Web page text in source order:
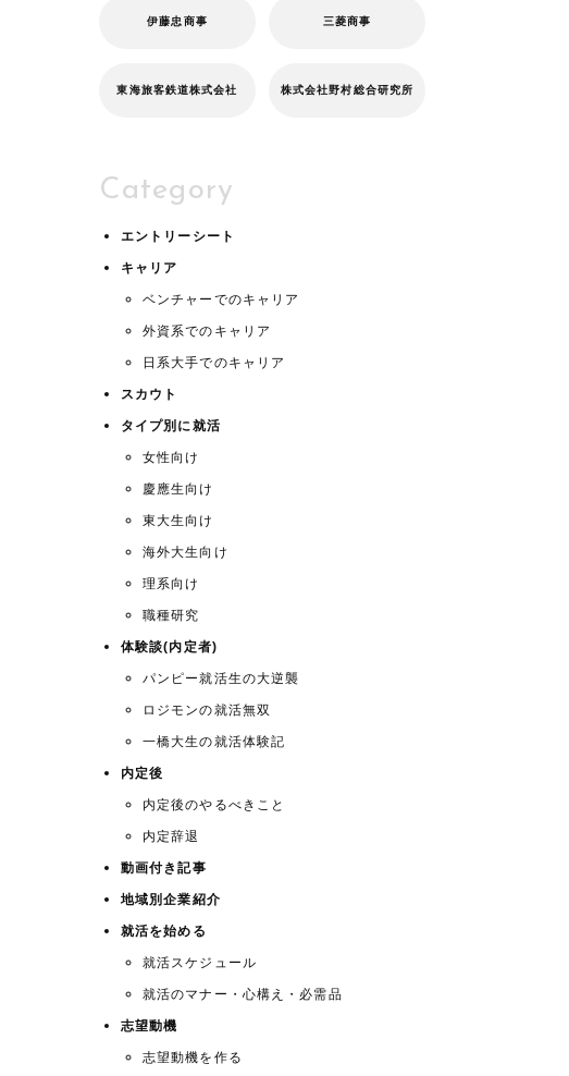
伊藤忠商事 三菱商事
東海旅客鉄道株式会社 株式会社野村総合研究所
Category
エントリーシート
キャリア
ベンチャーでのキャリア
外資系でのキャリア
日系大手でのキャリア
スカウト
タイプ別に就活
女性向け
慶應生向け
東大生向け
海外大生向け
理系向け
職種研究
体験談(内定者)
パンピー就活生の大逆襲
ロジモンの就活無双
一橋大生の就活体験記
内定後
内定後のやるべきこと
内定辞退
動画付き記事
地域別企業紹介
就活を始める
就活スケジュール
就活のマナー・心構え・必需品
志望動機
志望動機を作る